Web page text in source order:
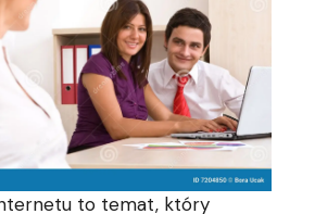
to temat, który